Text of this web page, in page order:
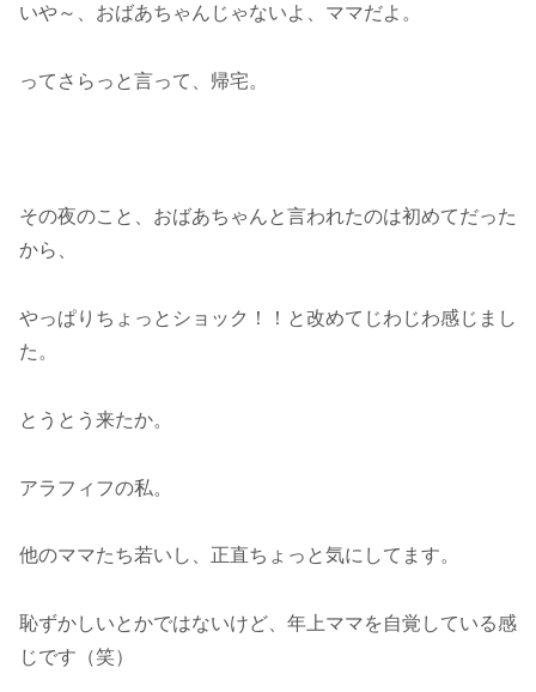
いや～、おばあちゃんじゃないよ、ママだよ。
ってさらっと言って、帰宅。
その夜のこと、おばあちゃんと言われたのは初めてだった
から、
やっぱりちょっとショック！！と改めてじわじわ感じまし
た。
とうとう来たか。
アラフィフの私。
他のママたち若いし、正直ちょっと気にしてます。
恥ずかしいとかではないけど、年上ママを自覚している感
じです（笑）